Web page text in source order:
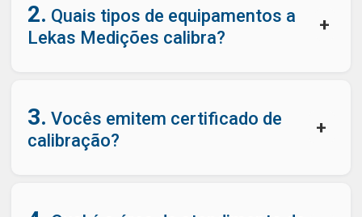
2. Quais tipos de equipamentos a
Lekas Medições calibra?
+
3. Vocês emitem certificado de
calibração?
+